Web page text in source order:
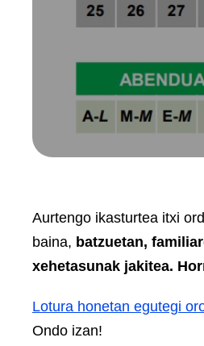
Aurtengo ikasturtea itxi
baina, batzuetan,
xehetasunak jakitea.
Lotura honetan egutegi
Ondo izan!